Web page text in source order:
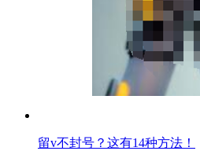
留v不封号？这有14种方法！